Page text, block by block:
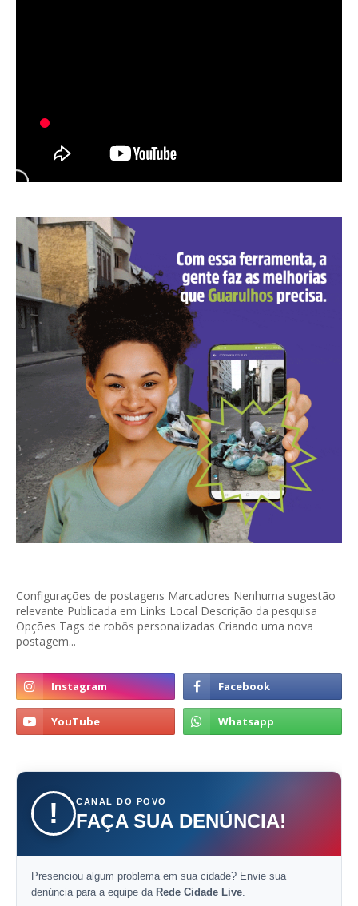
Configurações de postagens Marcadores Nenhuma sugestão
relevante Publicada em Links Local Descrição da pesquisa
Opções Tags de robôs personalizadas Criando uma nova
postagem...
! CANAL DO POVO
FAÇA SUA DENÚNCIA!
Presenciou algum problema em sua cidade? Envie sua
denúncia para a equipe da Rede Cidade Live